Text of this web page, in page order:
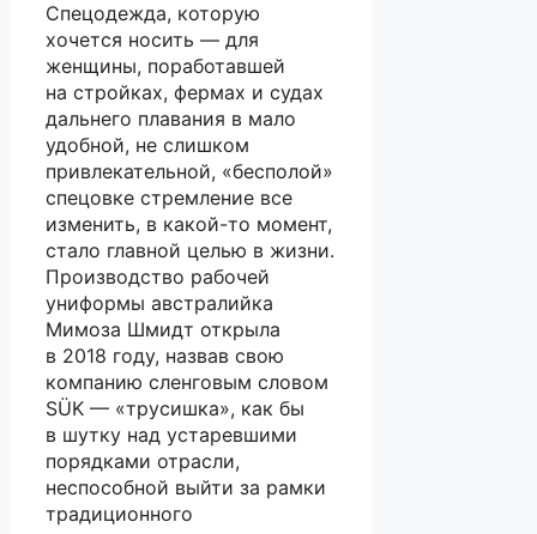
Спецодежда, которую
хочется носить — для
женщины, поработавшей
на стройках, фермах и судах
дальнего плавания в мало
удобной, не слишком
привлекательной, «бесполой»
спецовке стремление все
изменить, в какой-то момент,
стало главной целью в жизни.
Производство рабочей
униформы австралийка
Мимоза Шмидт открыла
в 2018 году, назвав свою
компанию сленговым словом
SÜK — «трусишка», как бы
в шутку над устаревшими
порядками отрасли,
неспособной выйти за рамки
традиционного